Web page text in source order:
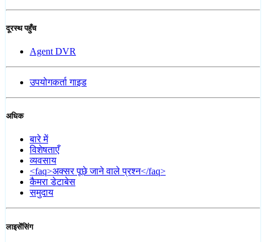
दूरस्थ पहुँच
Agent DVR
उपयोगकर्ता गाइड
अधिक
बारे में
विशेषताएँ
व्यवसाय
<faq>अक्सर पूछे जाने वाले प्रश्न</faq>
कैमरा डेटाबेस
समुदाय
लाइसेंसिंग